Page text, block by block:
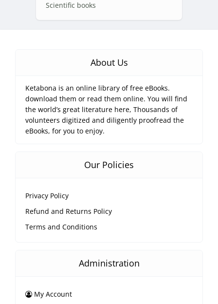
Scientific books
About Us
Ketabona is an online library of free eBooks.
download them or read them online. You will find
the world’s great literature here, Thousands of
volunteers digitized and diligently proofread the
eBooks, for you to enjoy.
Our Policies
Privacy Policy
Refund and Returns Policy
Terms and Conditions
Administration
My Account